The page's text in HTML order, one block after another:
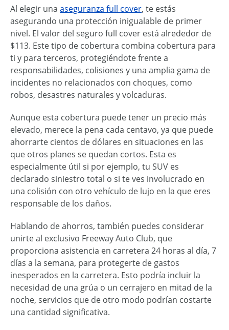
Al elegir una aseguranza full cover, te estás
asegurando una protección inigualable de primer
nivel. El valor del seguro full cover está alrededor de
$113. Este tipo de cobertura combina cobertura para
ti y para terceros, protegiéndote frente a
responsabilidades, colisiones y una amplia gama de
incidentes no relacionados con choques, como
robos, desastres naturales y volcaduras.
Aunque esta cobertura puede tener un precio más
elevado, merece la pena cada centavo, ya que puede
ahorrarte cientos de dólares en situaciones en las
que otros planes se quedan cortos. Esta es
especialmente útil si por ejemplo, tu SUV es
declarado siniestro total o si te ves involucrado en
una colisión con otro vehículo de lujo en la que eres
responsable de los daños.
Hablando de ahorros, también puedes considerar
unirte al exclusivo Freeway Auto Club, que
proporciona asistencia en carretera 24 horas al día, 7
días a la semana, para protegerte de gastos
inesperados en la carretera. Esto podría incluir la
necesidad de una grúa o un cerrajero en mitad de la
noche, servicios que de otro modo podrían costarte
una cantidad significativa.